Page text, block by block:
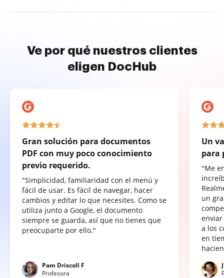
Ve por qué nuestros clientes
eligen DocHub
Gran solución para documentos
PDF con muy poco conocimiento
previo requerido.
"Simplicidad, familiaridad con el menú y
fácil de usar. Es fácil de navegar, hacer
cambios y editar lo que necesites. Como se
utiliza junto a Google, el documento
siempre se guarda, así que no tienes que
preocuparte por ello."
Pam Driscoll F
Profesora
Un
para
"Me
un
a los
en